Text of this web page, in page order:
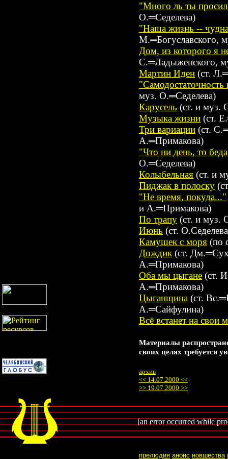
"Много ль ты
О.═Седелева)
"Наша жизнь --
М.═Богуславского,
Дом, из которого я
С.═Ладыженского,
Мартин Иден (ст.
"Самодостаточность
муз. О.═Седелева)
Карусель (ст. и муз.
Музыка жизни (ст.
Три вариации (ст.
А.═Примакова)
"Что ни день, то
О.═Седелева)
Колыбельная (ст. и
Пиджак в полоску
"Не время, покуда..."
и А.═Примакова)
По трапу (ст. и муз.
Июнь (ст.
Камушек с моря (по
Дождик(ст.
А.═Примакова)
Оба мы цыгане (ст.
А.═Примакова)
Цыганщина (ст.
А.═Сайфулина)
Всё встанет на свои
Материалы
своих целях требуется
архив
<< 14.07.2000 <<
>> 19.07.2000 >>
[an error occurred while
прелюдия анонс новшества